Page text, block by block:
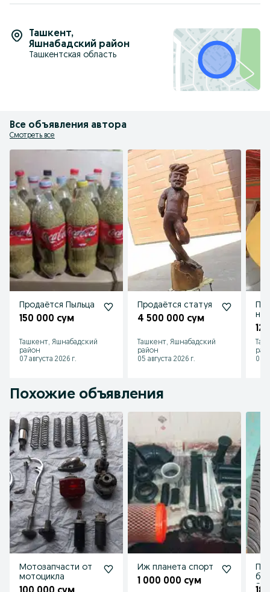
Ташкент,
Яшнабадский район
Ташкентская область
Все объявления автора
Смотреть все
Продаётся Пыльца
150 000 сум
Ташкент, Яшнабадский
район
07 августа 2026 г.
Продаётся статуя
4 500 000 сум
Ташкент, Яшнабадский
район
05 августа 2026 г.
03
Похожие объявления
Мотозапчасти от
мотоцикла
Иж планета спорт
1 000 000 сум